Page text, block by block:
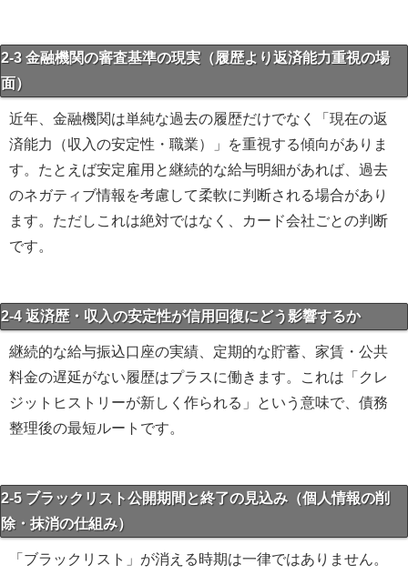
2-3 金融機関の審査基準の現実（履歴より返済能力重視の場
面）
近年、金融機関は単純な過去の履歴だけでなく「現在の返
済能力（収入の安定性・職業）」を重視する傾向がありま
す。たとえば安定雇用と継続的な給与明細があれば、過去
のネガティブ情報を考慮して柔軟に判断される場合があり
ます。ただしこれは絶対ではなく、カード会社ごとの判断
です。
2-4 返済歴・収入の安定性が信用回復にどう影響するか
継続的な給与振込口座の実績、定期的な貯蓄、家賃・公共
料金の遅延がない履歴はプラスに働きます。これは「クレ
ジットヒストリーが新しく作られる」という意味で、債務
整理後の最短ルートです。
2-5 ブラックリスト公開期間と終了の見込み（個人情報の削
除・抹消の仕組み）
「ブラックリスト」が消える時期は一律ではありません。